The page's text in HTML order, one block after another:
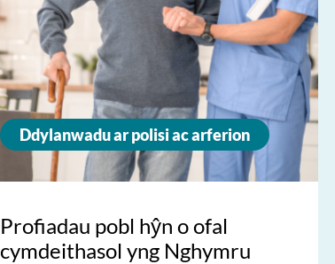
Ddylanwadu ar polisi ac arferion
Profiadau pobl hŷn o ofal
cymdeithasol yng Nghymru